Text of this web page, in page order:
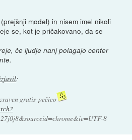
model) in nisem imel nikoli
se, kot je pričakovano, da se
če ljudje nanj polagajo center
:
gratis-pečico
8